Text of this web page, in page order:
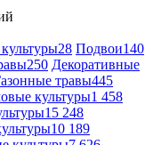
28 Подвои140
250 Декоративные
травы445
культуры1 458
15 248
10 189